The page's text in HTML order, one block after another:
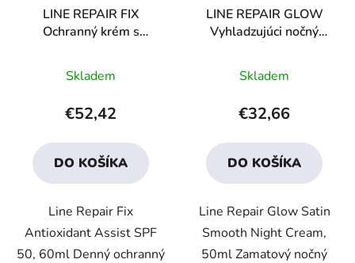
LINE REPAIR FIX
Ochranný krém s
hodnotenie
produktu
je
3,3
z
hviezdičiek.
Skladem
€52,42
DO KOŠÍKA
Line Repair Fix
Antioxidant Assist SPF
50, 60ml Denný ochranný
LINE REPAIR GLOW
Vyhladzujúci nočný
efektom
hodnotenie
produktu
je
3,5
z
hviezdičiek.
Skladem
€32,66
DO KOŠÍKA
Line Repair Glow Satin
Smooth Night Cream,
50ml Zamatový nočný